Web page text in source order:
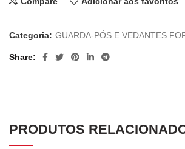
Categoria: GUARDA-PÓS E VEDANTES
Share
PRODUTOS